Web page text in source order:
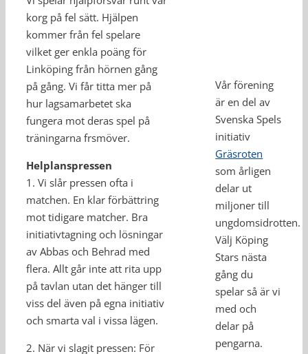
korg på fel sätt. Hjälpen
kommer från fel spelare
vilket ger enkla poäng för
Linköping från hörnen gång
på gång. Vi får titta mer på
hur lagsamarbetet ska
fungera mot deras spel på
träningarna frsmöver.
Helplanspressen
1. Vi slår pressen ofta i
matchen. En klar förbättring
mot tidigare matcher. Bra
initiativtagning och lösningar
av Abbas och Behrad med
flera. Allt går inte att rita upp
på tavlan utan det hänger till
viss del även på egna initiativ
och smarta val i vissa lägen.
2. När vi slagit pressen: För
Vår förening
är en del av
Svenska Spels
initiativ
Gräsroten
som årligen
delar ut
miljoner till
ungdomsidrotten.
Välj Köping
Stars nästa
gång du
spelar så är vi
med och
delar på
pengarna.